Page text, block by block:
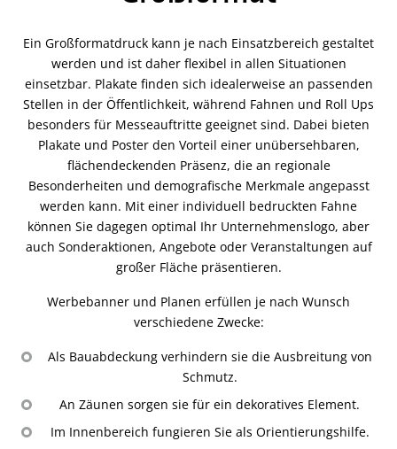
Ein Großformatdruck kann je nach Einsatzbereich gestaltet
werden und ist daher flexibel in allen Situationen
einsetzbar. Plakate finden sich idealerweise an passenden
Stellen in der Öffentlichkeit, während Fahnen und Roll Ups
besonders für Messeauftritte geeignet sind. Dabei bieten
Plakate und Poster den Vorteil einer unübersehbaren,
flächendeckenden Präsenz, die an regionale
Besonderheiten und demografische Merkmale angepasst
werden kann. Mit einer individuell bedruckten Fahne
können Sie dagegen optimal Ihr Unternehmenslogo, aber
auch Sonderaktionen, Angebote oder Veranstaltungen auf
großer Fläche präsentieren.
Werbebanner und Planen erfüllen je nach Wunsch
verschiedene Zwecke:
Als Bauabdeckung verhindern sie die Ausbreitung von
Schmutz.
An Zäunen sorgen sie für ein dekoratives Element.
Im Innenbereich fungieren Sie als Orientierungshilfe.